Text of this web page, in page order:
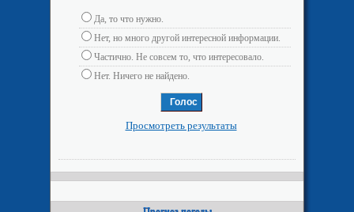
Да, то что нужно.
Нет, но много другой интересной информации.
Частично. Не совсем то, что интересовало.
Нет. Ничего не найдено.
Просмотреть результаты